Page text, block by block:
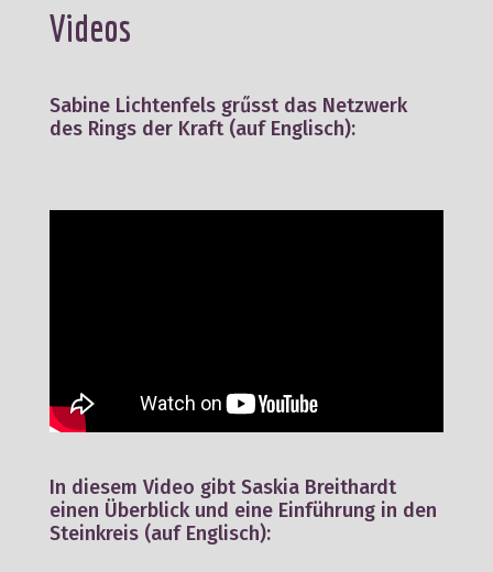
Videos
Sabine Lichtenfels grűsst das Netzwerk
des Rings der Kraft (auf Englisch):
In diesem Video gibt Saskia Breithardt
einen Überblick und eine Einführung in den
Steinkreis (auf Englisch):